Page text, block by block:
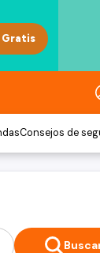
Consejos de